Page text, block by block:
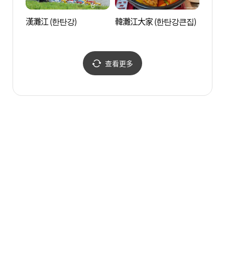
漢灘江 (한탄강) 韓灘江大家 (한탄강큰집)
查看更多